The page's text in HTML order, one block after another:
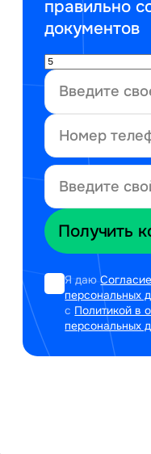
правильно
документов
Я даю
персональных
с Политикой в
персональных